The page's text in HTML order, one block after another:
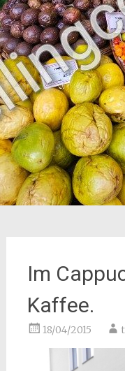
Im
Kaffee.
18/04/2015